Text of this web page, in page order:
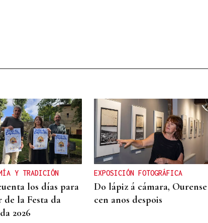
Y TRADICIÓN
los días para
la Festa da
2026
EXPOSICIÓN FOTOGRÁFICA
Do lápiz á cámara, Ourense
cen anos despois